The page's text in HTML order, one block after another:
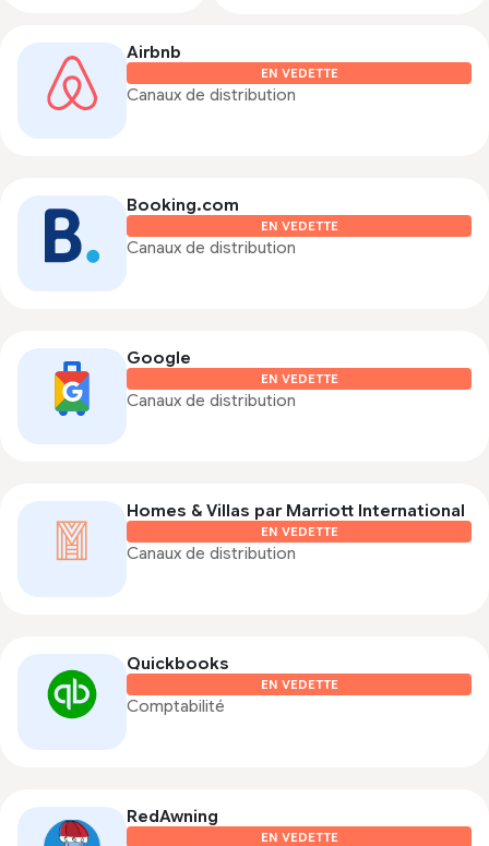
Airbnb
EN VEDETTE
Canaux de distribution
Booking.com
EN VEDETTE
Canaux de distribution
Google
EN VEDETTE
Canaux de distribution
Homes & Villas par Marriott International
EN VEDETTE
Canaux de distribution
Quickbooks
EN VEDETTE
Comptabilité
RedAwning
EN VEDETTE